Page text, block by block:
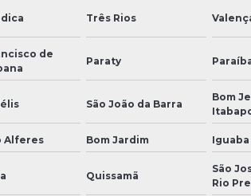
Três Rios
de
Paraty
São João da Barra
Bom
Alferes Bom Jardim
Quissamã
São
Rio